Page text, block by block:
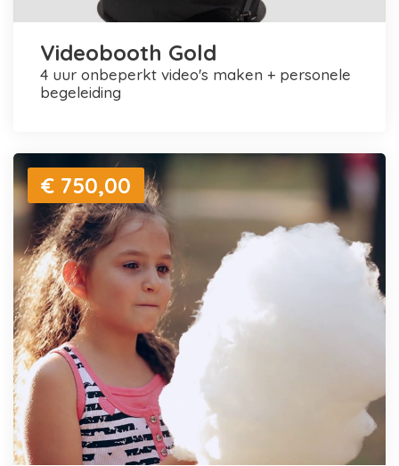
Videobooth Gold
4 uur onbeperkt video's maken + personele
begeleiding
€ 750,00